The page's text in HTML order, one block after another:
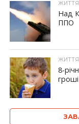
ЖИТТЯ
Над
ППО
ЖИТТЯ
8-